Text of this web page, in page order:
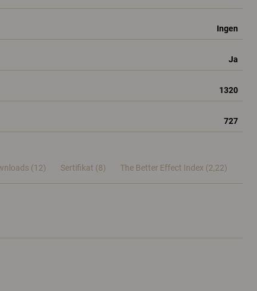
Ingen
Ja
1320
727
(12) Sertifikat (8) The Better Effect Index (2,22)